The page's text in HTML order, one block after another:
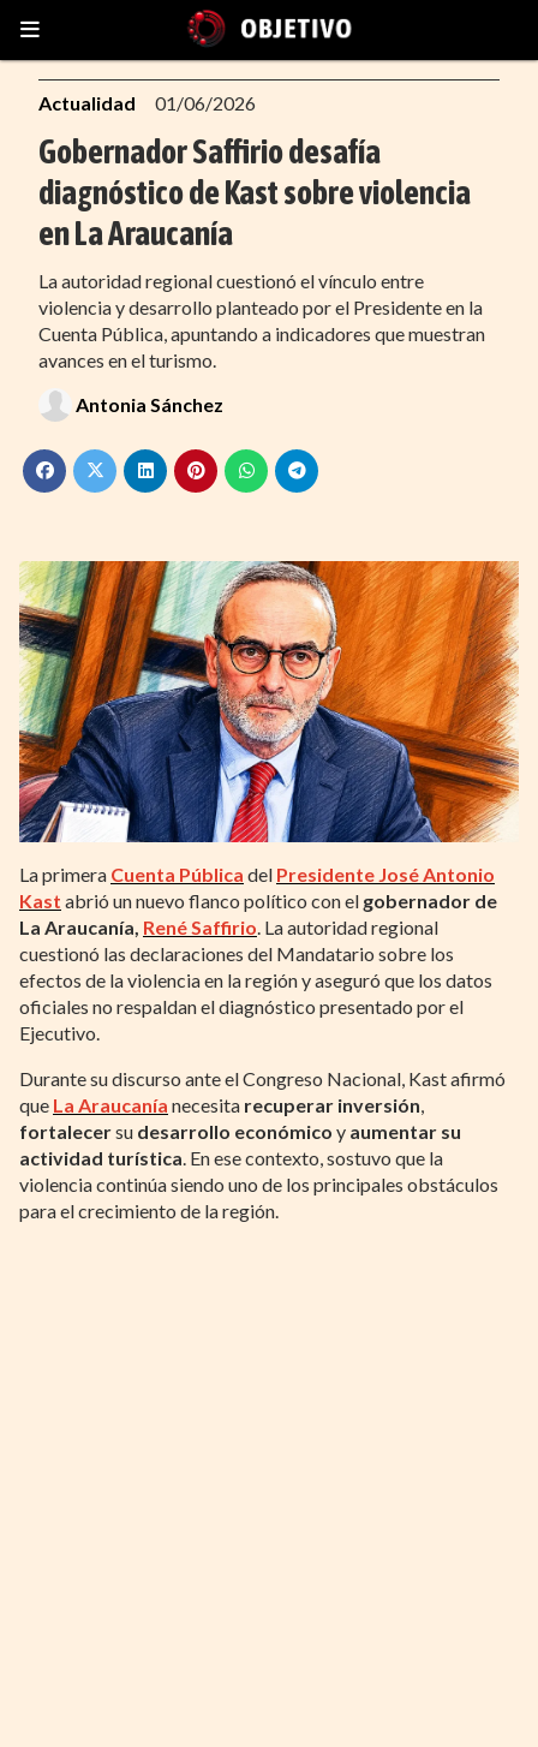
Gobernador Saffirio desafía
diagnóstico de Kast sobre violencia
en La Araucanía
La autoridad regional cuestionó el vínculo entre
violencia y desarrollo planteado por el Presidente en la
Cuenta Pública, apuntando a indicadores que muestran
avances en el turismo.
Actualidad 01/06/2026
Antonia Sánchez
La primera Cuenta Pública del Presidente José Antonio
Kast abrió un nuevo flanco político con el gobernador de
La Araucanía, René Saffirio. La autoridad regional
cuestionó las declaraciones del Mandatario sobre los
efectos de la violencia en la región y aseguró que los datos
oficiales no respaldan el diagnóstico presentado por el
Ejecutivo.
Durante su discurso ante el Congreso Nacional, Kast afirmó
que La Araucanía necesita recuperar inversión,
fortalecersu desarrollo económico y aumentar su
actividad turística. En ese contexto, sostuvo que la
violencia continúa siendo uno de los principales obstáculos
para el crecimiento de la región.